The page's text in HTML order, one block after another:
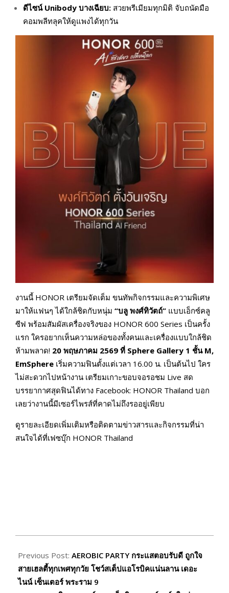
ดีไซน์ Unibody บางเฉียบ: สวยพรีเมียมทุกมิติ จับถนัดมือ
คอมพลีทลุคให้ดูแพงได้ทุกวัน
งานนี้ HONOR เตรียมจัดเต็ม ขนทัพกิจกรรมและความพิเศษ
มาให้แฟนๆ ได้ใกล้ชิดกับหนุ่ม “บลู พงศ์ทิวัตถ์” แบบเอ็กซ์คลู
ซีฟ พร้อมสัมผัสเครื่องจริงของ HONOR 600 Series เป็นครั้ง
แรก ใครอยากเห็นความหล่อของทั้งคนและเครื่องแบบใกล้ชิด
ห้ามพลาด! 20 พฤษภาคม 2569 ที่ Sphere Gallery 1 ชั้น M,
EmSphere เริ่มความฟินตั้งแต่เวลา 16.00 น. เป็นต้นไป ใคร
ไม่สะดวกไปหน้างาน เตรียมเกาะขอบจอรอชม Live สด
บรรยากาศสุดฟินได้ทาง Facebook: HONOR Thailand บอก
เลยว่างานนี้มีเซอร์ไพรส์ที่คาดไม่ถึงรออยู่เพียบ
ดูรายละเอียดเพิ่มเติมหรือติดตามข่าวสารและกิจกรรมที่น่า
สนใจได้ที่เฟซบุ๊ก HONOR Thailand
05-
14
Previous Post: AEROBIC PARTY กระแสตอบรับดี ถูกใจ
สายเฮลตี้ทุกเพศทุกวัย โชว์สเต็ปแอโรบิคแน่นลาน เดอะ
ไนน์ เซ็นเตอร์ พระราม 9